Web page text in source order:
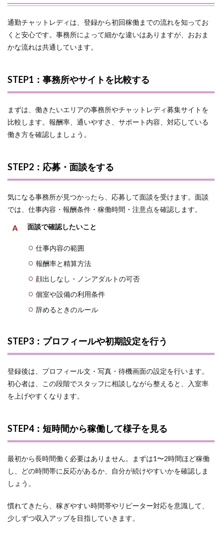
通勤チャットレディは、登録から初回稼働までの流れを知ってお
くと安心です。事務所によって細かな違いはありますが、おおま
かな流れは共通しています。
STEP1：事務所やサイトを比較する
まずは、働きたいエリアの事務所やチャットレディ募集サイトを
比較します。報酬率、通いやすさ、サポート内容、対応している
働き方を確認しましょう。
STEP2：応募・面談をする
気になる事務所が見つかったら、応募して面談を受けます。面談
では、仕事内容・報酬条件・稼働時間・注意点を確認します。
面談で確認したいこと
仕事内容の範囲
報酬率と精算方法
顔出しなし・ノンアダルトの可否
個室や設備の利用条件
辞めるときのルール
STEP3：プロフィールや初期設定を行う
登録後は、プロフィール文・写真・待機画面の設定を行います。
初心者は、この段階でスタッフに相談しながら整えると、入室率
を上げやすくなります。
STEP4：短時間から稼働して様子を見る
最初から長時間働く必要はありません。まずは1〜2時間ほど稼働
し、どの時間帯に反応があるか、自分が続けやすいかを確認しま
しょう。
慣れてきたら、稼ぎやすい時間帯やリピーター対応を意識して、
少しずつ収入アップを目指していきます。